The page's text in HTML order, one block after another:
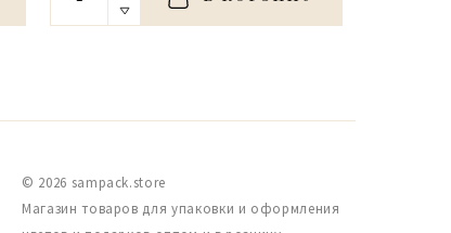
© 2026 sampack.store
Магазин товаров для упаковки и оформления